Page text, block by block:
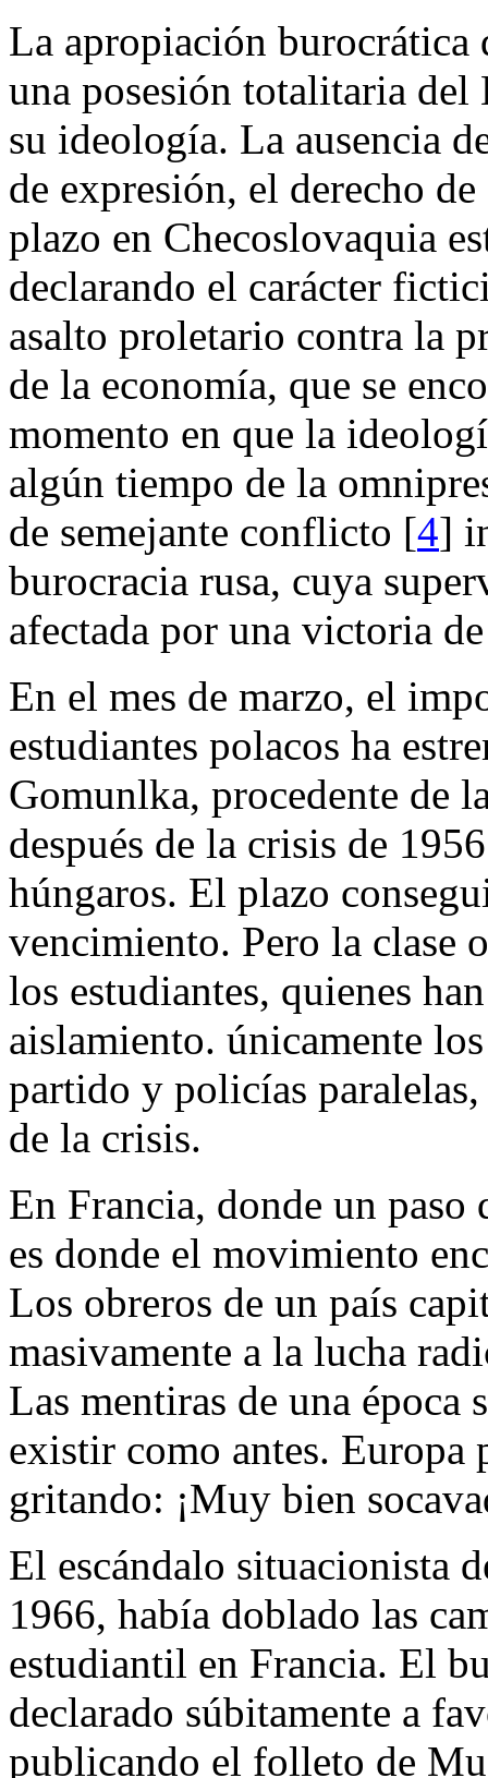
La apropiación burocrática
una posesión totalitaria
su ideología. La ausencia
de expresión, el derecho
plazo en Checoslovaquia
declarando el carácter
asalto proletario contra la
de la economía, que se
momento en que la
algún tiempo de la
de semejante conflicto [4]
burocracia rusa, cuya
afectada por una victoria
En el mes de marzo, el
estudiantes polacos ha
Gomunlka, procedente de
después de la crisis de
húngaros. El plazo
vencimiento. Pero la clase
los estudiantes, quienes
aislamiento. únicamente
partido y policías
de la crisis.
En Francia, donde un paso
es donde el movimiento
Los obreros de un país
masivamente a la lucha
Las mentiras de una época
existir como antes. Europa
gritando: ¡Muy bien
El escándalo situacionista
1966, había doblado las
estudiantil en Francia. El
declarado súbitamente a
publicando el folleto de